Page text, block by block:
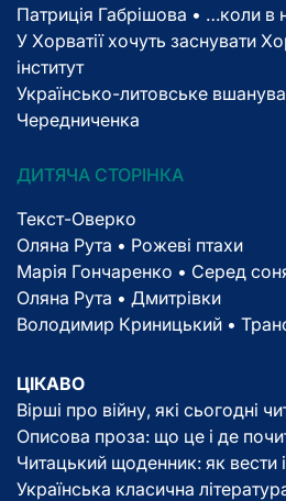
Патриція Габрішова • …коли в
У Хорватії хочуть заснувати
інститут
Українсько-литовське
Чередниченка
ДИТЯЧА СТОРІНКА
Текст-Оверко
Оляна Рута • Рожеві птахи
Марія Гончаренко • Серед
Оляна Рута • Дмитрівки
Володимир Криницький •
ЦІКАВО
Вірші про війну, які сьогодні
Описова проза: що це і де
Читацький щоденник: як вести
Українська класична